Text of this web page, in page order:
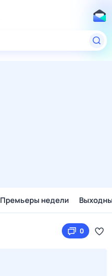
Премьеры недели
0